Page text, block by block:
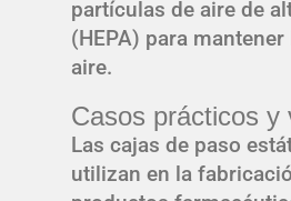
partículas de aire de
(HEPA) para
aire.
Casos prácticos y
Las cajas de paso
utilizan en la